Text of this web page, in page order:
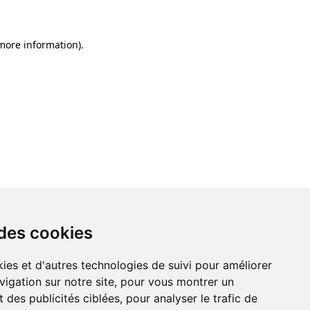
cookies
et d'autres technologies de suivi pour améliorer
sur notre site, pour vous montrer un
des publicités ciblées, pour analyser le trafic de
information).